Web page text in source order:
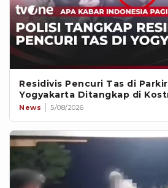
Residivis Pencuri Tas di
Yogyakarta Ditangkap di
News 5/08/2026